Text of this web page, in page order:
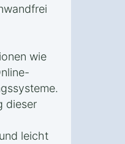
wie
dieser
leicht